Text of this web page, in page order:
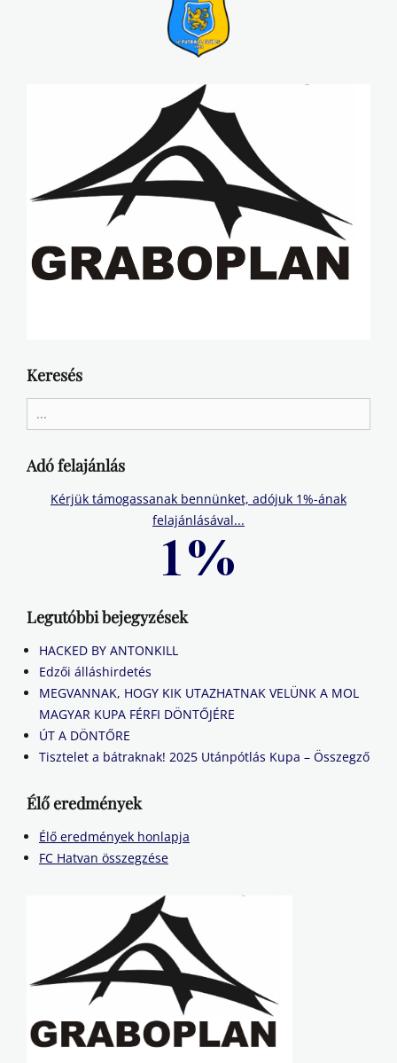
Keresés
for:
Adó felajánlás
Kérjük támogassanak bennünket, adójuk 1%-ának
felajánlásával...
Legutóbbi bejegyzések
HACKED BY ANTONKILL
Edzői álláshirdetés
MEGVANNAK, HOGY KIK UTAZHATNAK VELÜNK A MOL
MAGYAR KUPA FÉRFI DÖNTŐJÉRE
ÚT A DÖNTŐRE
Tisztelet a bátraknak! 2025 Utánpótlás Kupa – Összegző
Élő eredmények
Élő eredmények honlapja
FC Hatvan összegzése